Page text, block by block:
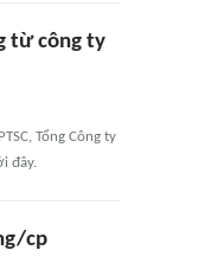
từ công ty
Tổng Công ty
đây.
cp